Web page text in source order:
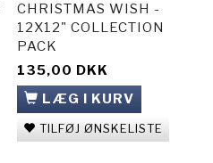
CHRISTMAS WISH -
12X12" COLLECTION
PACK
135,00 DKK
LÆG I KURV
TILFØJ ØNSKELISTE